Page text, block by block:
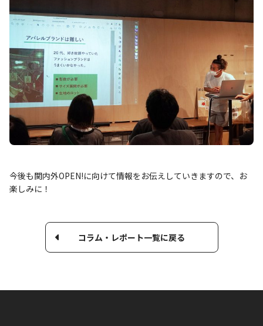
今後も関内外OPEN!に向けて情報をお伝えしていきますので、お
楽しみに！
コラム・レポート一覧に戻る